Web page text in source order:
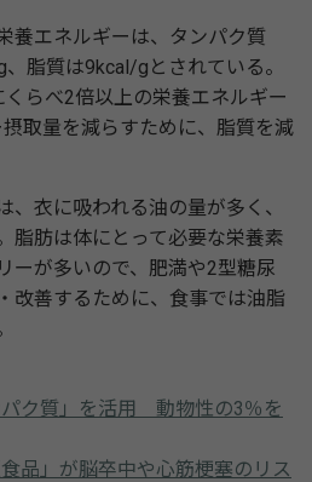
養エネルギーは、タンパク質
脂質は9kcal/gとされている。
らべ2倍以上の栄養エネルギー
取量を減らすために、脂質を減
衣に吸われる油の量が多く、
脂肪は体にとって必要な栄養素
ーが多いので、肥満や2型糖尿
改善するために、食事では油脂
ク質」を活用 動物性の3％を
品」が脳卒中や心筋梗塞のリス